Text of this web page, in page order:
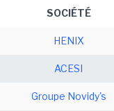
SOCIÉTÉ
HENIX
ACESI
Groupe Novidy's